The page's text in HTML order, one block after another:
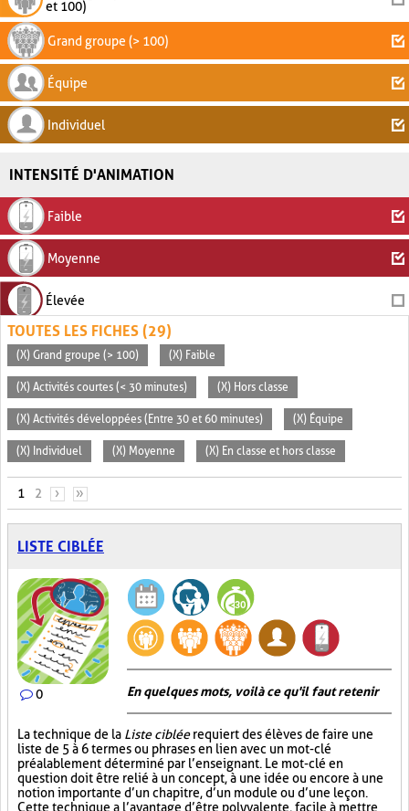
et 100)
Grand groupe (> 100)
Équipe
Individuel
INTENSITÉ D'ANIMATION
Faible
Moyenne
Élevée
TOUTES LES FICHES (29)
(X) Grand groupe (> 100) (X) Faible
(X) Activités courtes (< 30 minutes) (X) Hors classe
(X) Activités développées (Entre 30 et 60 minutes) (X) Équipe
(X) Individuel (X) Moyenne (X) En classe et hors classe
PAGES
1 2 › »
LISTE CIBLÉE
0 En quelques mots, voilà ce qu'il faut retenir
La technique de la Liste cibléerequiert des élèves de faire une
liste de 5 à 6 termes ou phrases en lien avec un mot-clé
préalablement déterminé par l’enseignant. Le mot-clé en
question doit être relié à un concept, à une idée ou encore à une
notion importante d’un chapitre, d’un module ou d’une leçon.
Cette technique a l’avantage d’être polyvalente, facile à mettre